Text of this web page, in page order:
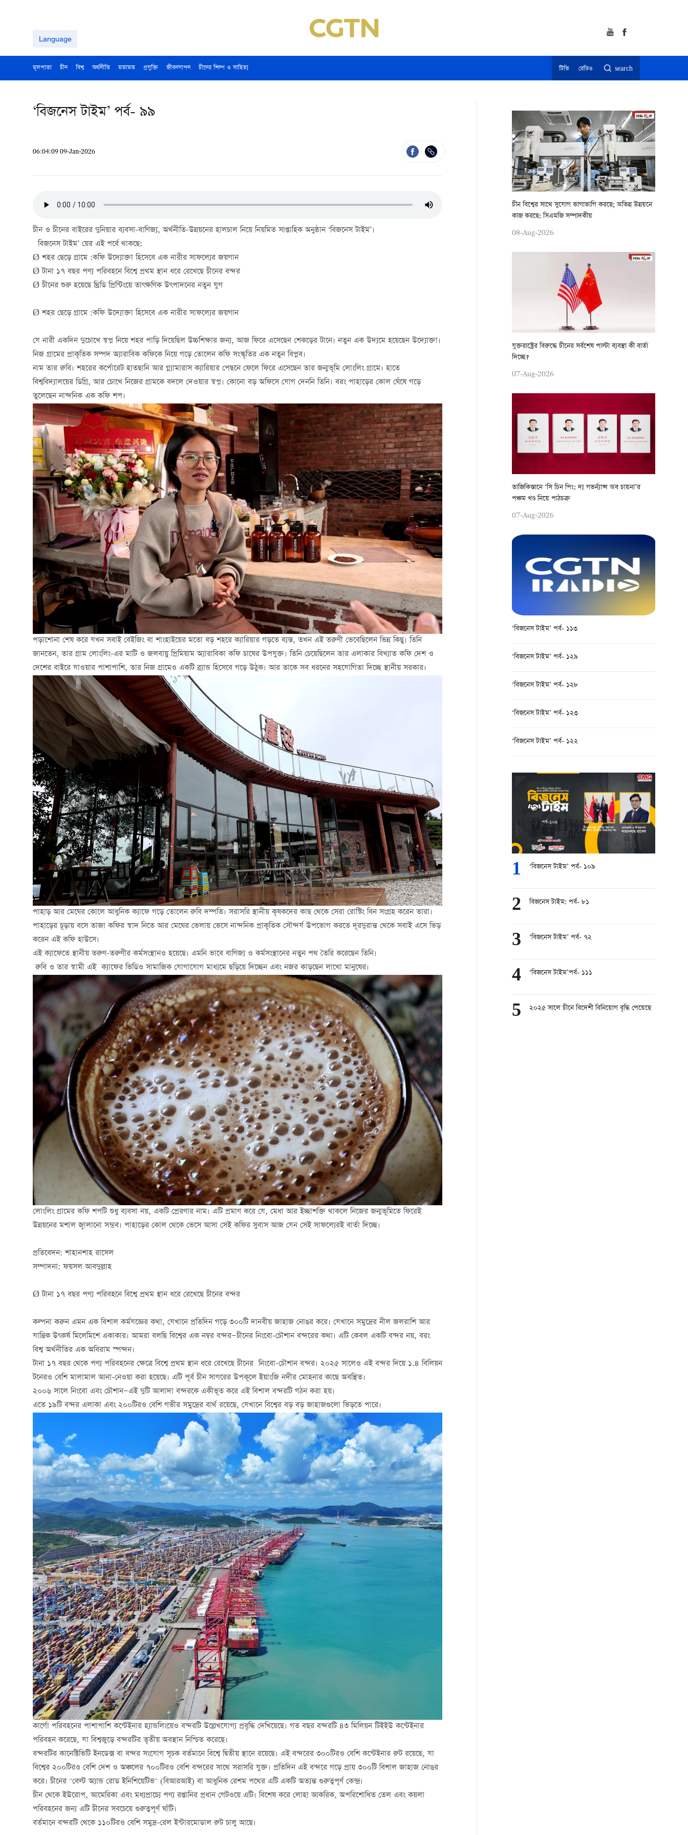
Language
মূলপাতা চীন বিশ্ব অর্থনীতি মতামত প্রযুক্তি জীবনযাপন চীনের শিল্প ও সাহিত্য টিভি রেডিও search
‘বিজনেস টাইম’ পর্ব- ৯৯
06:04:09 09-Jan-2026
চীন ও চীনের বাইরের দুনিয়ার ব্যবসা-বাণিজ্য, অর্থনীতি-উন্নয়নের হালচাল নিয়ে নিয়মিত সাপ্তাহিক অনুষ্ঠান ‘বিজনেস টাইম’।
বিজনেস টাইম’ য়ের এই পর্বে থাকছে:
Ø শহর ছেড়ে গ্রামে :কফি উদ্যোক্তা হিসেবে এক নারীর সাফল্যের জয়গান
Ø টানা ১৭ বছর পণ্য পরিবহনে বিশ্বে প্রথম স্থান ধরে রেখেছে চীনের বন্দর
Ø চীনের শুরু হয়েছে থ্রিডি প্রিন্টিংয়ে তাৎক্ষণিক উৎপাদনের নতুন যুগ
Ø শহর ছেড়ে গ্রামে :কফি উদ্যোক্তা হিসেবে এক নারীর সাফল্যের জয়গান
যে নারী একদিন দুচোখে স্বপ্ন নিয়ে শহর পাড়ি দিয়েছিল উচ্চশিক্ষার জন্য, আজ ফিরে এসেছেন শেকড়ের টানে। নতুন এক উদ্যমে হয়েছেন উদ্যোক্তা।
নিজ গ্রামের প্রাকৃতিক সম্পদ অ্যারাবিক কফিকে নিয়ে গড়ে তোলেন কফি সংস্কৃতির এক নতুন বিপ্লব।
নাম তার রুবি। শহরের কর্পোরেট হাতছানি আর গ্ল্যামারাস ক্যারিয়ার পেছনে ফেলে ফিরে এসেছেন তার জন্মভূমি লোংলিং গ্রামে। হাতে
বিশ্ববিদ্যালয়ের ডিগ্রি, আর চোখে নিজের গ্রামকে বদলে দেওয়ার স্বপ্ন। কোনো বড় অফিসে যোগ দেননি তিনি। বরং পাহাড়ের কোল ঘেঁষে গড়ে
তুলেছেন নান্দনিক এক কফি শপ।
পড়াশোনা শেষ করে যখন সবাই বেইজিং বা শাংহাইয়ের মতো বড় শহরে ক্যারিয়ার গড়তে ব্যস্ত, তখন এই তরুণী ভেবেছিলেন ভিন্ন কিছু। তিনি
জানতেন, তার গ্রাম লোংলিং-এর মাটি ও জলবায়ু প্রিমিয়াম অ্যারাবিকা কফি চাষের উপযুক্ত। তিনি চেয়েছিলেন তার এলাকার বিখ্যাত কফি দেশ ও
দেশের বাইরে যাওয়ার পাশাপাশি, তার নিজ গ্রামেও একটি ব্র্যান্ড হিসেবে গড়ে উঠুক। আর তাকে সব ধরনের সহযোগিতা দিচ্ছে স্থানীয় সরকার।
পাহাড় আর মেঘের কোলে আধুনিক ক্যাফে গড়ে তোলেন রুবি দম্পতি। সরাসরি স্থানীয় কৃষকদের কাছ থেকে সেরা রোস্টিং বিন সংগ্রহ করেন তারা।
পাহাড়ের চূড়ায় বসে তাজা কফির স্বাদ নিতে আর মেঘের ভেলায় ভেসে নান্দনিক প্রাকৃতিক সৌন্দর্য উপভোগ করতে দূরদুরান্ত থেকে সবাই এসে ভিড়
করেন এই কফি হাউসে।
এই ক্যাফেতে স্থানীয় তরুণ-তরুণীর কর্মসংস্থানও হয়েছে। এমনি ভাবে বাণিজ্য ও কর্মসংস্থানের নতুন পথ তৈরি করেছেন তিনি।
রুবি ও তার স্বামী এই ক্যাফের ভিডিও সামাজিক যোগাযোগ মাধ্যমে ছড়িয়ে দিচ্ছেন এবং নজর কাড়ছেন লাখো মানুষের।
লোংলিং গ্রামের কফি শপটি শুধু ব্যবসা নয়, একটি প্রেরণার নাম। এটি প্রমাণ করে যে, মেধা আর ইচ্ছাশক্তি থাকলে নিজের জন্মভূমিতে ফিরেই
উন্নয়নের মশাল জ্বালানো সম্ভব। পাহাড়ের কোল থেকে ভেসে আসা সেই কফির সুবাস আজ যেন সেই সাফল্যেরই বার্তা দিচ্ছে।
প্রতিবেদন: শাহানশাহ রাসেল
সম্পাদনা: ফয়সল আবদুল্লাহ
Ø টানা ১৭ বছর পণ্য পরিবহনে বিশ্বে প্রথম স্থান ধরে রেখেছে চীনের বন্দর
কল্পনা করুন এমন এক বিশাল কর্মযজ্ঞের কথা, যেখানে প্রতিদিন গড়ে ৩০০টি দানবীয় জাহাজ নোঙর করে। যেখানে সমুদ্রের নীল জলরাশি আর
যান্ত্রিক উৎকর্ষ মিলেমিশে একাকার। আমরা বলছি বিশ্বের এক নম্বর বন্দর—চীনের নিংবো-চৌশান বন্দরের কথা। এটি কেবল একটি বন্দর নয়, বরং
বিশ্ব অর্থনীতির এক অবিরাম স্পন্দন।
টানা ১৭ বছর থেকে পণ্য পরিবহনের ক্ষেত্রে বিশ্বে প্রথম স্থান ধরে রেখেছে চীনের নিংবো-চৌশান বন্দর। ২০২৫ সালেও এই বন্দর দিয়ে ১.৪ বিলিয়ন
টনেরও বেশি মালামাল আনা-নেওয়া করা হয়েছে। এটি পূর্ব চীন সাগরের উপকূলে ইয়াংজি নদীর মোহনার কাছে অবস্থিত।
২০০৬ সালে নিংবো এবং চৌশান—এই দুটি আলাদা বন্দরকে একীভূত করে এই বিশাল বন্দরটি গঠন করা হয়।
এতে ১৯টি বন্দর এলাকা এবং ২০০টিরও বেশি গভীর সমুদ্রের বার্থ রয়েছে, যেখানে বিশ্বের বড় বড় জাহাজগুলো ভিড়তে পারে।
কার্গো পরিবহনের পাশাপাশি কন্টেইনার হ্যান্ডলিংয়েও বন্দরটি উল্লেখযোগ্য প্রবৃদ্ধি দেখিয়েছে। গত বছর বন্দরটি ৪৩ মিলিয়ন টিইইউ কন্টেইনার
পরিবহন করেছে, যা বিশ্বজুড়ে বন্দরটির তৃতীয় অবস্থান নিশ্চিত করেছে।
বন্দরটির কানেক্টিভিটি ইনডেক্স বা বন্দর সংযোগ সূচক বর্তমানে বিশ্বে দ্বিতীয় স্থানে রয়েছে। এই বন্দরের ৩০০টিরও বেশি কন্টেইনার রুট রয়েছে, যা
বিশ্বের ২০০টিরও বেশি দেশ ও অঞ্চলের ৭০০টিরও বেশি বন্দরের সাথে সরাসরি যুক্ত। প্রতিদিন এই বন্দরে গড়ে প্রায় ৩০০টি বিশাল জাহাজ নোঙর
করে। চীনের "বেল্ট অ্যান্ড রোড ইনিশিয়েটিভ" (বিআরআই) বা আধুনিক রেশম পথের এটি একটি অত্যন্ত গুরুত্বপূর্ণ কেন্দ্র।
চীন থেকে ইউরোপ, আমেরিকা এবং মধ্যপ্রাচ্যে পণ্য রপ্তানির প্রধান গেটওয়ে এটি। বিশেষ করে লোহা আকরিক, অপরিশোধিত তেল এবং কয়লা
পরিবহনের জন্য এটি চীনের সবচেয়ে গুরুত্বপূর্ণ ঘাঁটি।
বর্তমানে বন্দরটি থেকে ১১০টিরও বেশি সমুদ্র-রেল ইন্টারমোডাল রুট চালু আছে।
চীন বিশ্বের সাথে সুযোগ ভাগাভাগি করছে; অভিন্ন উন্নয়নে
কাজ করছে: সিএমজি সম্পাদকীয়
08-Aug-2026
যুক্তরাষ্ট্রের বিরুদ্ধে চীনের সর্বশেষ পাল্টা ব্যবস্থা কী বার্তা
দিচ্ছে?
07-Aug-2026
তাজিকিস্তানে ‘সি চিন পিং: দ্য গভর্ন্যান্স অব চায়না’র
পঞ্চম খণ্ড নিয়ে পাঠচক্র
07-Aug-2026
‘বিজনেস টাইম’ পর্ব- ১১৩
‘বিজনেস টাইম’ পর্ব- ১২৯
‘বিজনেস টাইম’ পর্ব- ১২৮
‘বিজনেস টাইম’ পর্ব- ১২৩
‘বিজনেস টাইম’ পর্ব- ১২২
1 ‘বিজনেস টাইম’ পর্ব- ১০৯
2 বিজনেস টাইম: পর্ব- ৮১
3 ‘বিজনেস টাইম’ পর্ব- ৭২
4 ‘বিজনেস টাইম’পর্ব- ১১১
5 ২০২৫ সালে চীনে বিদেশী বিনিয়োগ বৃদ্ধি পেয়েছে